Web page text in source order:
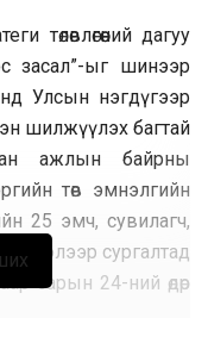
төлөвлөгөөний дагуу
засал”-ыг шинээр
Улсын нэгдүгээр
шилжүүлэх багтай
ажлын байрны
төв эмнэлгийн
25 эмч, сувилагч,
сургалтад
сарын 24-ний өдөр